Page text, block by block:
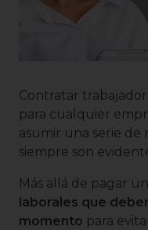
Contratar
para cualquier
asumir una serie de
siempre son
Más allá de pagar
laborales que
momento para